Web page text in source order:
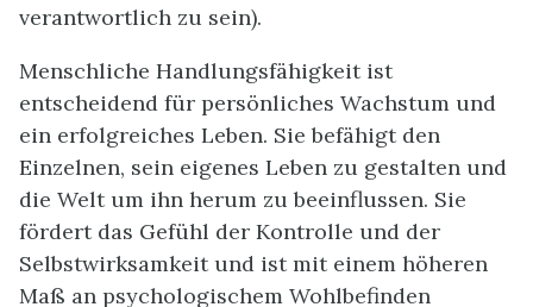
verantwortlich zu sein).
Menschliche Handlungsfähigkeit ist
entscheidend für persönliches Wachstum und
ein erfolgreiches Leben. Sie befähigt den
Einzelnen, sein eigenes Leben zu gestalten und
die Welt um ihn herum zu beeinflussen. Sie
fördert das Gefühl der Kontrolle und der
Selbstwirksamkeit und ist mit einem höheren
Maß an psychologischem Wohlbefinden